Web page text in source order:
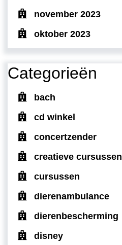
november 2023
oktober 2023
Categorieën
bach
cd winkel
concertzender
creatieve cursussen
cursussen
dierenambulance
dierenbescherming
disney